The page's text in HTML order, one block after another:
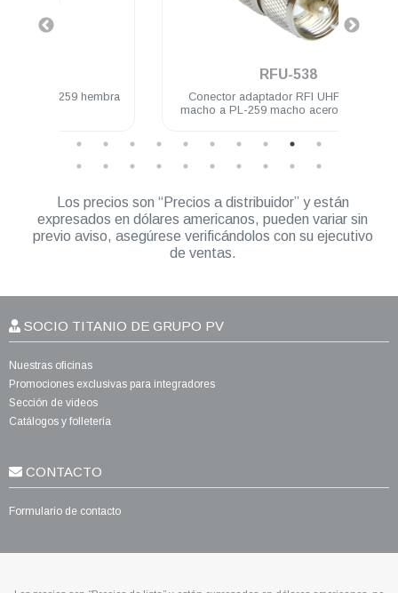
Conector adaptador RFI UHF / PL-259
macho a PL-259 macho acero inoxidable
Los precios son “Precios a distribuidor” y están
expresados en dólares americanos, pueden variar sin
previo aviso, asegúrese verificándolos con su ejecutivo
de ventas.
SOCIO TITANIO DE GRUPO PV
Nuestras oficinas
Promociones exclusivas para integradores
Sección de videos
Catálogos y folletería
CONTACTO
Formulario de contacto